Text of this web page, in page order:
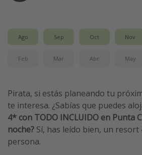
Trabajar en el extranjero
Cruceros por el Mediterráneo
Guía de equipaje de mano
Parques de atracciones
Viaja con musicales
El Rey León el musical
Ago Sep Oct Nov
Feb Mar Abr May
Pirata, si estás planeando tu
te interesa. ¿Sabías que puedes
4* con TODO INCLUIDO en Punta
noche? Sí, has leído bien, un
persona.